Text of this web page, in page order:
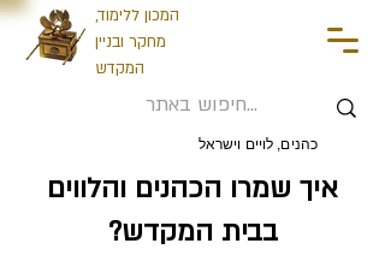
המכון ללימוד,
מחקר ובניין
המקדש
כהנים, לויים וישראל
איך שמרו הכהנים והלווים
בבית המקדש?